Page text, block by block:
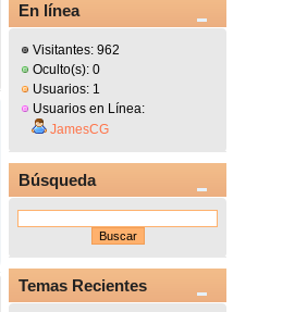
En línea
Visitantes: 962
Oculto(s): 0
Usuarios: 1
Usuarios en Línea:
JamesCG
Búsqueda
Temas Recientes